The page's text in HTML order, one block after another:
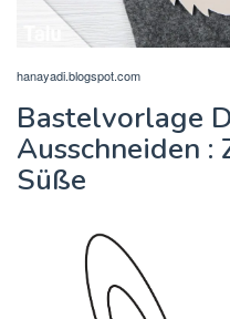
hanayadi.blogspot.com
Bastelvorlage
Ausschneiden :
Süße